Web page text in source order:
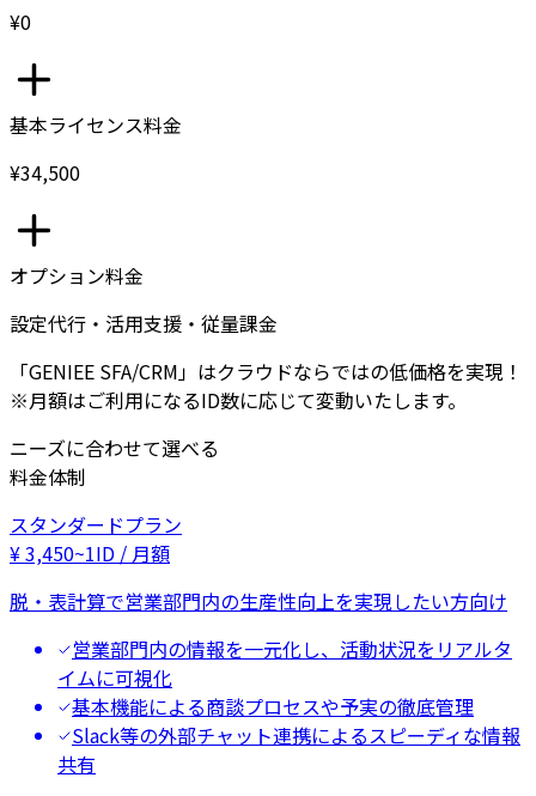
¥0
基本ライセンス料金
¥34,500
オプション料金
設定代行・活用支援・従量課金
「GENIEE SFA/CRM」はクラウドならではの低価格を実現！
※月額はご利用になるID数に応じて変動いたします。
ニーズに合わせて選べる
料金体制
スタンダードプラン
¥3,450~1ID / 月額
脱・表計算で営業部門内の生産性向上を実現したい方向け
営業部門内の情報を一元化し、活動状況をリアルタ
イムに可視化
基本機能による商談プロセスや予実の徹底管理
Slack等の外部チャット連携によるスピーディな情報
共有